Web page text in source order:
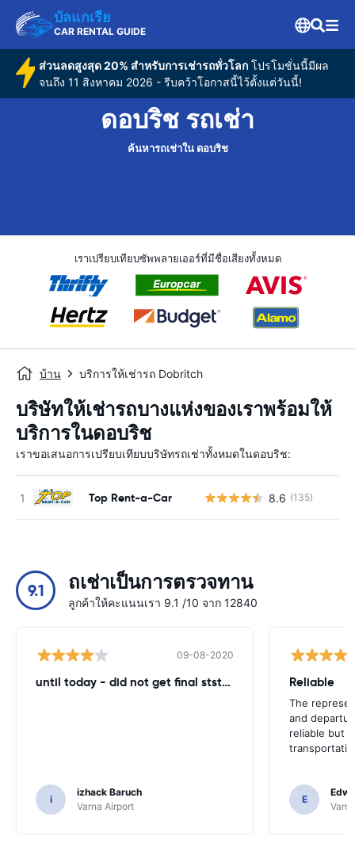
บัลแกเรีย
CAR RENTAL GUIDE
ส่วนลดสูงสุด 20% สำหรับการเช่ารถทั่วโลกโปรโมชั่นนี้มีผล
จนถึง 11 สิงหาคม 2026 - รีบคว้าโอกาสนี้ไว้ตั้งแต่วันนี้!
ดอบริช รถเช่า
ค้นหารถเช่าใน ดอบริช
เราเปรียบเทียบซัพพลายเออร์ที่มีชื่อเสียงทั้งหมด
บ้าน บริการให้เช่ารถ Dobritch
บริษัทให้เช่ารถบางแห่งของเราพร้อมให้
บริการในดอบริช
เราขอเสนอการเปรียบเทียบบริษัทรถเช่าทั้งหมดในดอบริช:
Top Rent-a-Car 8.6 (135)
9.1 ถเช่าเป็นการตรวจทาน
ลูกค้าให้คะแนนเรา 9.1 /10 จาก 12840
09-08-2020
until today - did not get final ststemant of the rent !!
i
izhack Baruch
Varna Airport
Reliable
The
and
reliable but
E